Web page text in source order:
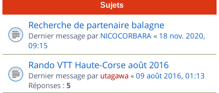
Sujets
Recherche de partenaire balagne
Dernier message par NICOCORBARA « 18 nov. 2020,
09:15
Rando VTT Haute-Corse août 2016
Dernier message par utagawa « 09 août 2016, 01:13
Réponses : 5